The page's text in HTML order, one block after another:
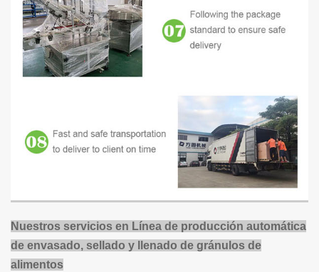
Nuestros servicios en Línea de producción automática
de envasado, sellado y llenado de gránulos de
alimentos